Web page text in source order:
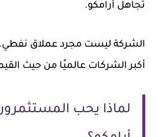
تجاهل أرامكو.
الشركة ليست مجرد عملاق نفطي…
أكبر الشركات عالميًا من حيث
لماذا يحب